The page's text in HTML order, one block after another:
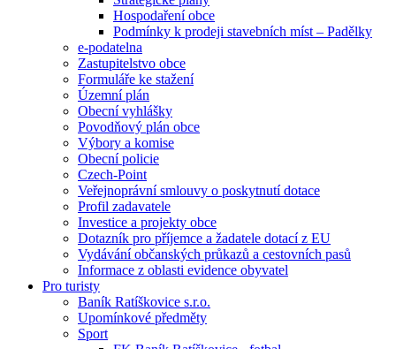
Hospodaření obce
Podmínky k prodeji stavebních míst – Padělky
e-podatelna
Zastupitelstvo obce
Formuláře ke stažení
Územní plán
Obecní vyhlášky
Povodňový plán obce
Výbory a komise
Obecní policie
Czech-Point
Veřejnoprávní smlouvy o poskytnutí dotace
Profil zadavatele
Investice a projekty obce
Dotazník pro příjemce a žadatele dotací z EU
Vydávání občanských průkazů a cestovních pasů
Informace z oblasti evidence obyvatel
Pro turisty
Baník Ratíškovice s.r.o.
Upomínkové předměty
Sport